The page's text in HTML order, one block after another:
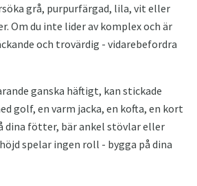
grå, purpurfärgad, lila, vit eller
Om du inte lider av komplex och är
och trovärdig - vidarebefordra
ganska häftigt, kan stickade
golf, en varm jacka, en kofta, en kort
dina fötter, bär ankel stövlar eller
spelar ingen roll - bygga på dina